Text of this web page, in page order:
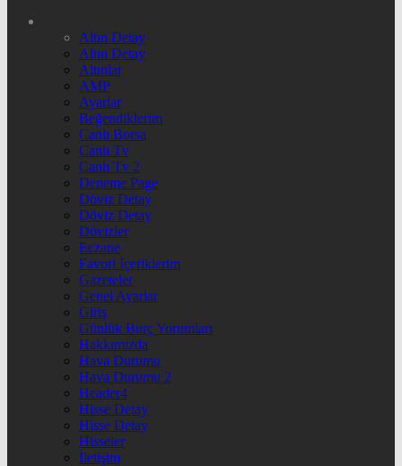
Altın Detay
Altın Detay
Altınlar
AMP
Ayarlar
Beğendiklerim
Canlı Borsa
Canlı Tv
Canlı Tv 2
Deneme Page
Döviz Detay
Döviz Detay
Dövizler
Eczane
Favori İçeriklerim
Gazeteler
Genel Ayarlar
Giriş
Günlük Burç Yorumları
Hakkımızda
Hava Durumu
Hava Durumu 2
Header4
Hisse Detay
Hisse Detay
Hisseler
İletişim